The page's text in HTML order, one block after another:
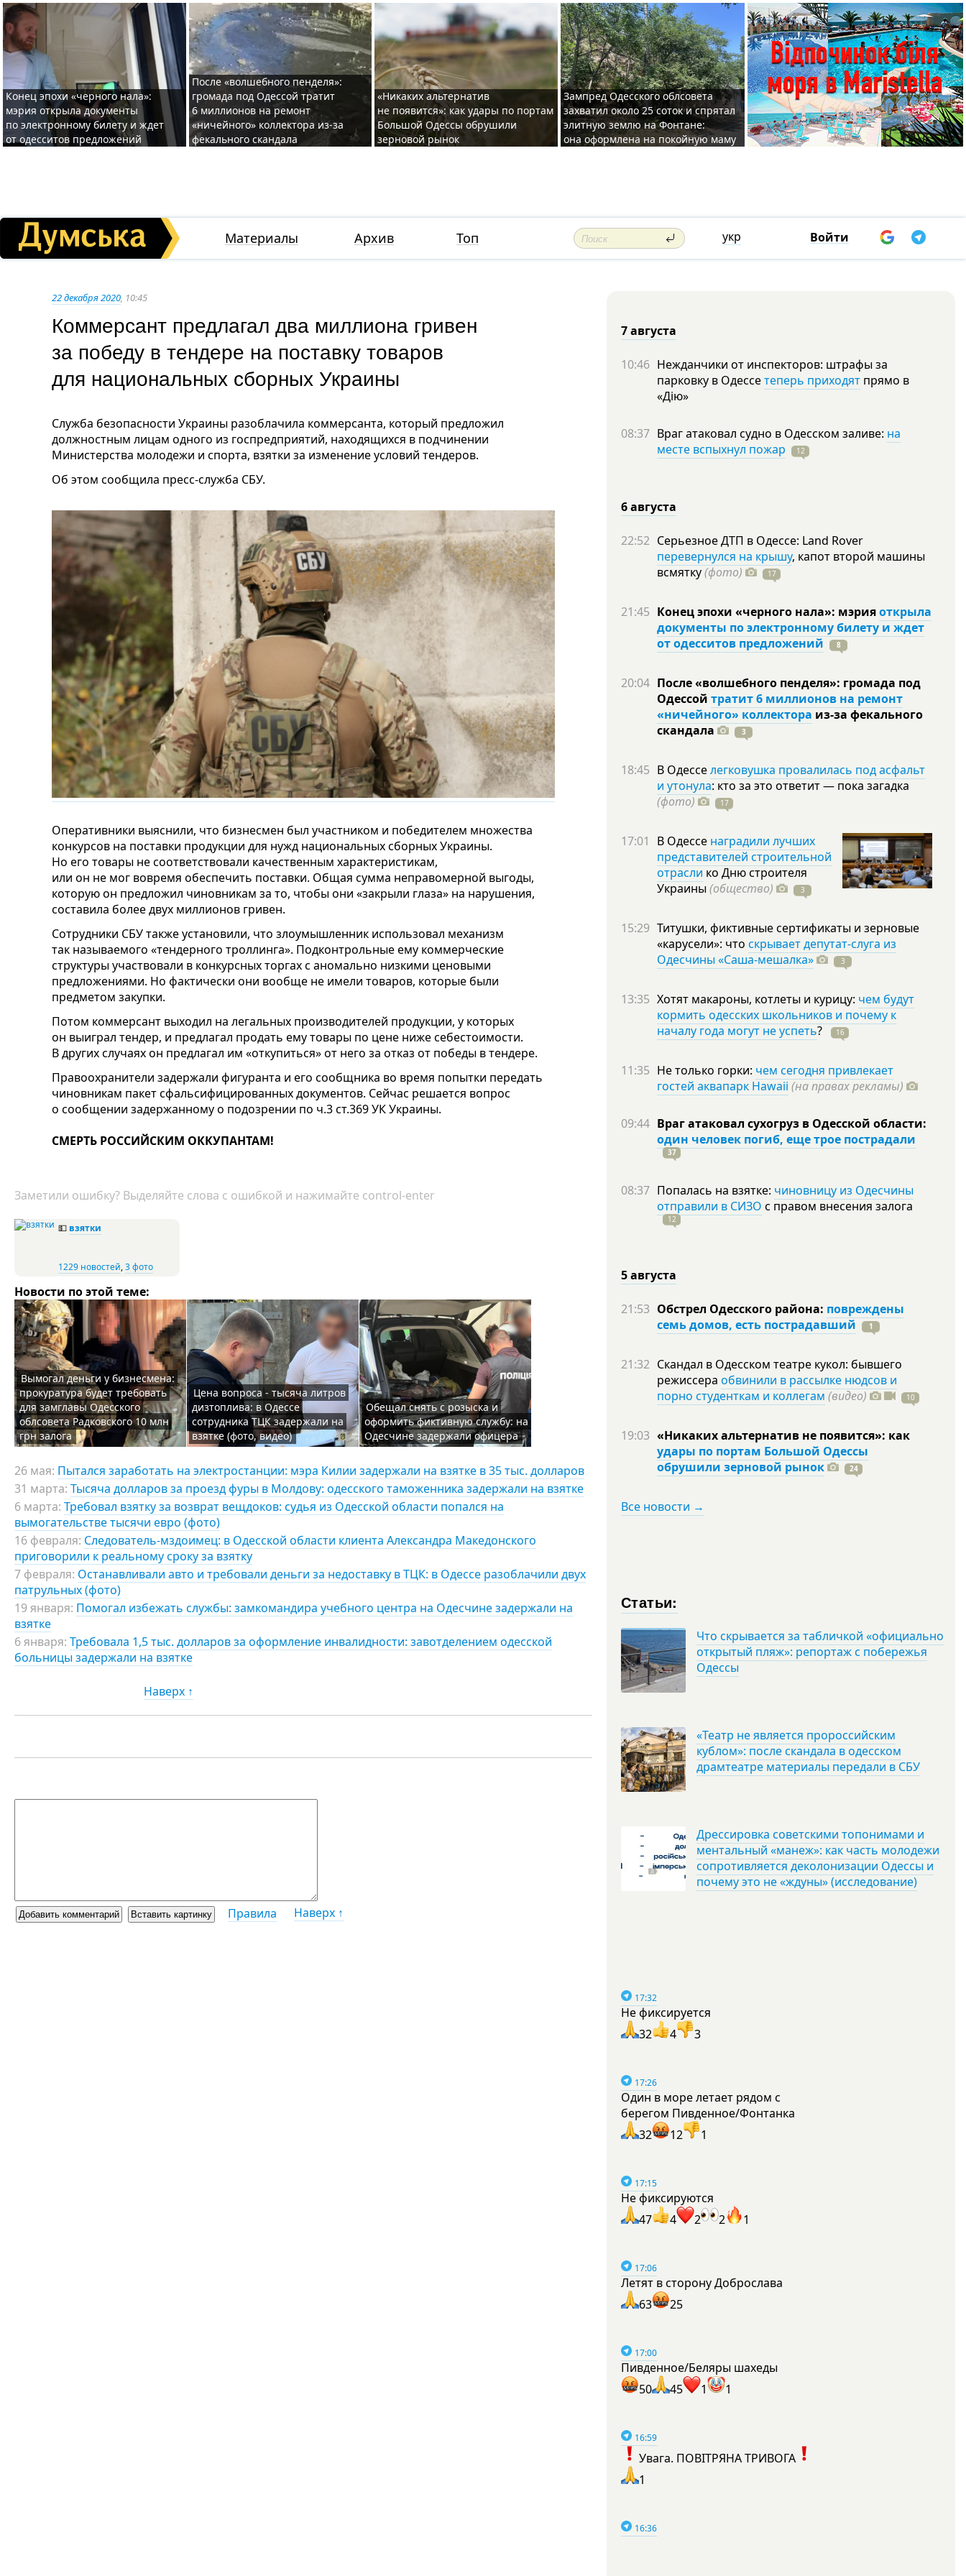
Конец эпохи «черного нала»:
мэрия открыла документы
по электронному билету и ждет
от одесситов предложений
После «волшебного пенделя»:
громада под Одессой тратит
6 миллионов на ремонт
«ничейного» коллектора из-за
фекального скандала
«Никаких альтернатив
не появится»: как удары по портам
Большой Одессы обрушили
зерновой рынок
Зампред Одесского облсовета
захватил около 25 соток и спрятал
элитную землю на Фонтане:
она оформлена на покойную маму
Материалы Архив Топ укр Войти
22 декабря 2020, 10:45
Коммерсант предлагал два миллиона гривен
за победу в тендере на поставку товаров
для национальных сборных Украины
Служба безопасности Украины разоблачила коммерсанта, который предложил
должностным лицам одного из госпредприятий, находящихся в подчинении
Министерства молодежи и спорта, взятки за изменение условий тендеров.
Об этом сообщила пресс-служба СБУ.
Оперативники выяснили, что бизнесмен был участником и победителем множества
конкурсов на поставки продукции для нужд национальных сборных Украины.
Но его товары не соответствовали качественным характеристикам,
или он не мог вовремя обеспечить поставки. Общая сумма неправомерной выгоды,
которую он предложил чиновникам за то, чтобы они «закрыли глаза» на нарушения,
составила более двух миллионов гривен.
Сотрудники СБУ также установили, что злоумышленник использовал механизм
так называемого «тендерного троллинга». Подконтрольные ему коммерческие
структуры участвовали в конкурсных торгах с аномально низкими ценовыми
предложениями. Но фактически они вообще не имели товаров, которые были
предметом закупки.
Потом коммерсант выходил на легальных производителей продукции, у которых
он выиграл тендер, и предлагал продать ему товары по цене ниже себестоимости.
В других случаях он предлагал им «откупиться» от него за отказ от победы в тендере.
Правоохранители задержали фигуранта и его сообщника во время попытки передать
чиновникам пакет сфальсифицированных документов. Сейчас решается вопрос
о сообщении задержанному о подозрении по ч.3 ст.369 УК Украины.
СМЕРТЬ РОССИЙСКИМ ОККУПАНТАМ!
Заметили ошибку? Выделяйте слова с ошибкой и нажимайте control-enter
💵 взятки
1229 новостей,3 фото
Новости по этой теме:
Вымогал деньги у бизнесмена:
прокуратура будет требовать
для замглавы Одесского
облсовета Радковского 10 млн
грн залога
Цена вопроса - тысяча литров
дизтоплива: в Одессе
сотрудника ТЦК задержали на
взятке (фото, видео)
Обещал снять с розыска и
оформить фиктивную службу: на
Одесчине задержали офицера
26 мая: Пытался заработать на электростанции: мэра Килии задержали на взятке в 35 тыс. долларов
31 марта: Тысяча долларов за проезд фуры в Молдову: одесского таможенника задержали на взятке
6 марта: Требовал взятку за возврат вещдоков: судья из Одесской области попался на
вымогательстве тысячи евро (фото)
16 февраля: Следователь-мздоимец: в Одесской области клиента Александра Македонского
приговорили к реальному сроку за взятку
7 февраля: Останавливали авто и требовали деньги за недоставку в ТЦК: в Одессе разоблачили двух
патрульных (фото)
19 января: Помогал избежать службы: замкомандира учебного центра на Одесчине задержали на
взятке
6 января: Требовала 1,5 тыс. долларов за оформление инвалидности: завотделением одесской
больницы задержали на взятке
Наверх ↑
Правила Наверх ↑
7 августа
10:46 Нежданчики от инспекторов: штрафы за
парковку в Одессетеперь приходят прямо в
«Дію»
08:37 Враг атаковал судно в Одесском заливе: на
месте вспыхнул пожар
12
6 августа
22:52 Серьезное ДТП в Одессе: Land Rover
перевернулся на крышу, капот второй машины
всмятку(фото) 17
21:45 Конец эпохи «черного нала»: мэрияоткрыла
документы по электронному билету и ждет
от одесситов предложений
8
20:04 После «волшебного пенделя»: громада под
Одессой тратит 6 миллионов на ремонт
«ничейного» коллектора из-за фекального
скандала
3
18:45 В Одесселегковушка провалилась под асфальт
и утонула: кто за это ответит — пока загадка
(фото)
17
17:01 В Одессе наградили лучших
представителей строительной
отрасли ко Дню строителя
Украины (общество) 3
15:29 Титушки, фиктивные сертификаты и зерновые
«карусели»: что скрывает депутат-слуга из
Одесчины «Саша-мешалка»
3
13:35 Хотят макароны, котлеты и курицу: чем будут
кормить одесских школьников и почему к
началу года могут не успеть? 16
11:35 Не только горки: чем сегодня привлекает
гостей аквапарк Hawaii (на правах рекламы)
09:44 Враг атаковал сухогруз в Одесской области:
один человек погиб, еще трое пострадали
37
08:37 Попалась на взятке: чиновницу из Одесчины
отправили в СИЗО с правом внесения залога
12
5 августа
21:53 Обстрел Одесского района: повреждены
семь домов, есть пострадавший
1
21:32 Скандал в Одесском театре кукол: бывшего
режиссера обвинили в рассылке нюдсов и
порно студенткам и коллегам (видео) 10
19:03 «Никаких альтернатив не появится»: как
удары по портам Большой Одессы
обрушили зерновой рынок
24
Все новости →
Статьи:
Что скрывается за табличкой «официально
открытый пляж»: репортаж с побережья
Одессы
«Театр не является пророссийским
кублом»: после скандала в одесском
драмтеатре материалы передали в СБУ
Дрессировка советскими топонимами и
ментальный «манеж»: как часть молодежи
сопротивляется деколонизации Одессы и
почему это не «ждуны» (исследование)
17:32
Не фиксируется
32
4 3
17:26
Один в море летает рядом с
берегом Пивденное/Фонтанка
32
12 1
17:15
Не фиксируются
47
4 2 2 1
17:06
Летят в сторону Доброслава
63
25
17:00
Пивденное/Беляры шахеды
50
45 1 1
16:59
Увага. ПОВІТРЯНА ТРИВОГА
1
16:36